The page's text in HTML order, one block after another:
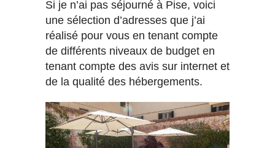
Si je n’ai pas séjourné à Pise, voici
une sélection d’adresses que j’ai
réalisé pour vous en tenant compte
de différents niveaux de budget en
tenant compte des avis sur internet et
de la qualité des hébergements.